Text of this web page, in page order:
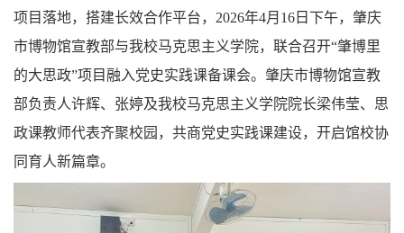
项目落地，搭建长效合作平台，2026年4月16日下午，肇庆
市博物馆宣教部与我校马克思主义学院，联合召开“肇博里
的大思政”项目融入党史实践课备课会。肇庆市博物馆宣教
部负责人许辉、张婷及我校马克思主义学院院长梁伟莹、思
政课教师代表齐聚校园，共商党史实践课建设，开启馆校协
同育人新篇章。